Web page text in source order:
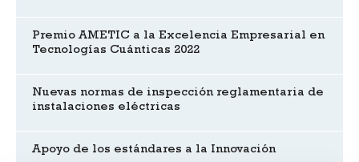
Premio AMETIC a la Excelencia Empresarial en
Tecnologías Cuánticas 2022
Nuevas normas de inspección reglamentaria de
instalaciones eléctricas
Apoyo de los estándares a la Innovación